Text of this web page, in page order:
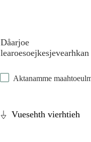
Dåarjoe
learoesoejkesjevearhkan
Aktanamme
Vuesehth vierhtieh